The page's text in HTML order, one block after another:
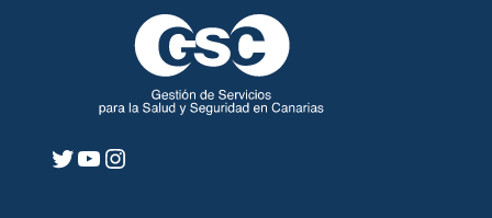
Twitter
YouTube
Instagram